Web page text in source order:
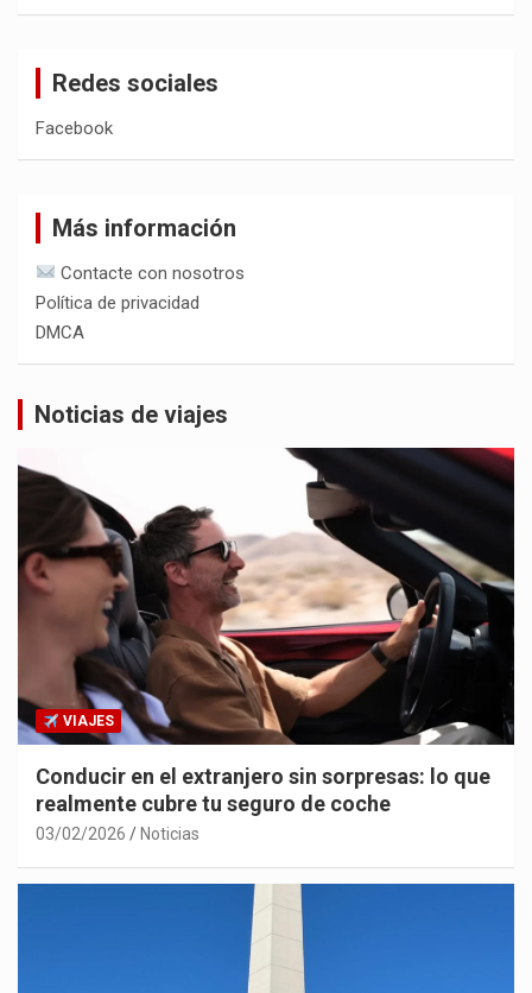
Redes sociales
Facebook
Más información
Contacte con nosotros
Política de privacidad
DMCA
Noticias de viajes
VIAJES
Conducir en el extranjero sin sorpresas: lo que
realmente cubre tu seguro de coche
03/02/2026 Noticias